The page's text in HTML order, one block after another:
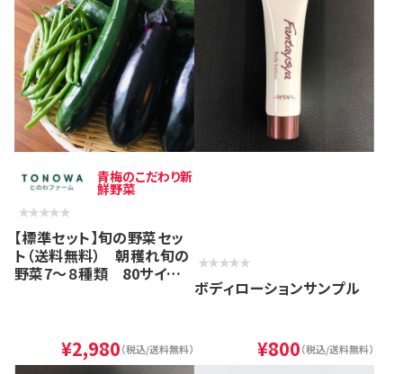
青梅のこだわり新
鮮野菜
【標準セット】旬の野菜セッ
ト（送料無料） 朝穫れ旬の
野菜7～８種類 80サイズ
¥2,980（税込/送料無料）
ボディローションサンプル
¥800（税込/送料無料）